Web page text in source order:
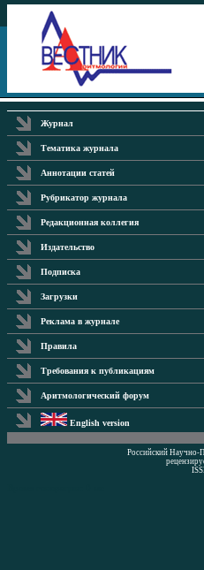
Журнал
Тематика журнала
Аннотации статей
Рубрикатор журнала
Редакционная коллегия
Издательство
Подписка
Загрузки
Реклама в журнале
Правила
Требования к публикациям
Аритмологический форум
English version
Российский Научно-